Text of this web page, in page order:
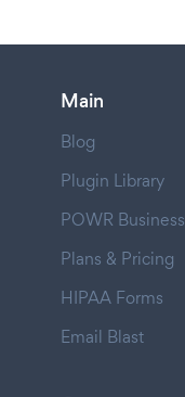
Main
Blog
Plugin Library
POWR Business
Plans & Pricing
HIPAA Forms
Email Blast